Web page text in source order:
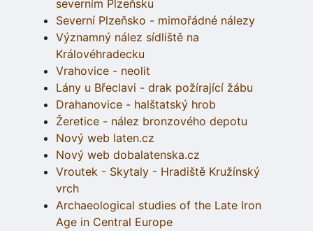
severním Plzeňsku
Severní Plzeňsko - mimořádné nálezy
Významný nález sídliště na
Královéhradecku
Vrahovice - neolit
Lány u Břeclavi - drak požírající žábu
Drahanovice - halštatský hrob
Žeretice - nález bronzového depotu
Nový web laten.cz
Nový web dobalatenska.cz
Vroutek - Skytaly - Hradiště Kružínský
vrch
Archaeological studies of the Late Iron
Age in Central Europe